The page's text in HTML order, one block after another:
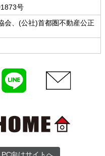
号
会、(公社)首都圏不動産公正